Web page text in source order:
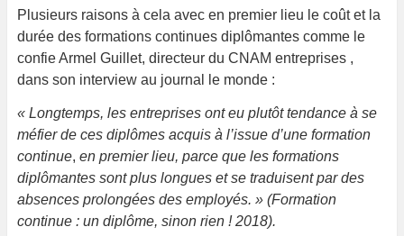
Plusieurs raisons à cela avec en premier lieu le coût et la
durée des formations continues diplômantes comme le
confie Armel Guillet, directeur du CNAM entreprises ,
dans son interview au journal le monde :
« Longtemps, les ­entreprises ont eu plutôt tendance à se
méfier de ces diplômes acquis à l’issue d’une formation
continue, en premier lieu, parce que les formations
diplômantes sont plus longues et se traduisent par des
absences prolongées des employés. » (Formation
continue : un diplôme, sinon rien ! 2018).